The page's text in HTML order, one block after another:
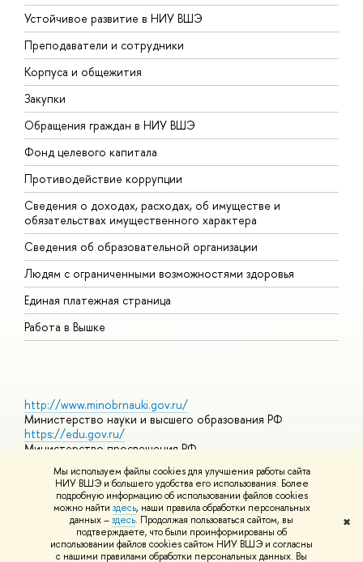
Мы используем файлы cookies для улучшения работы сайта
НИУ ВШЭ и большего удобства его использования. Более
подробную информацию об использовании файлов cookies
можно найти здесь, наши правила обработки персональных
данных –здесь. Продолжая пользоваться сайтом, вы
подтверждаете, что были проинформированы об
использовании файлов cookies сайтом НИУ ВШЭ и согласны
с нашими правилами обработки персональных данных. Вы
✖
Устойчивое развитие в НИУ ВШЭ
Преподаватели и сотрудники
Корпуса и общежития
Закупки
Обращения граждан в НИУ ВШЭ
Фонд целевого капитала
Противодействие коррупции
Сведения о доходах, расходах, об имуществе и
обязательствах имущественного характера
Сведения об образовательной организации
Людям с ограниченными возможностями здоровья
Единая платежная страница
Работа в Вышке
http://www.minobrnauki.gov.ru/
Министерство науки и высшего образования РФ
https://edu.gov.ru/
Министерство просвещения РФ
https://elearning.hse.ru/mooc
Массовые открытые онлайн-курсы
© НИУ ВШЭ 1993–2026 Адреса и контактыУсловия
использования материалов Политика конфиденциальности